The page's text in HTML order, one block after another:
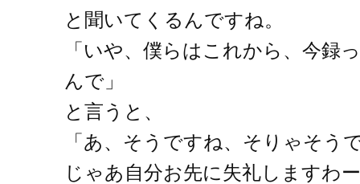
と聞いてくるんですね。
「いや、僕らはこれから、今録
んで」
と言うと、
「あ、そうですね、そりゃそう
じゃあ自分お先に失礼しますわ